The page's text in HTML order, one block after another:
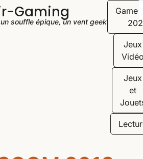
Gaming
souffle épique, un vent geek"
Jeux
Jeux
et